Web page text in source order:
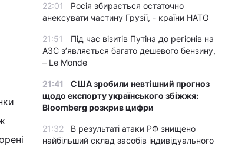
22:01
Росія збирається остаточно
анексувати частину Грузії, - країни НАТО
21:51
Під час візитів Путіна до регіонів на
АЗС з’являється багато дешевого бензину,
– Le Monde
21:41
США зробили невтішний прогноз
щодо експорту українського збіжжя:
Bloomberg розкрив цифри
21:32
В результаті атаки РФ знищено
найбільший склад засобів індивідуального